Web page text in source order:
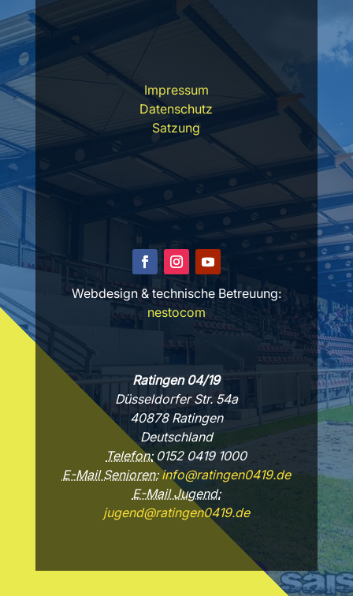
Impressum
Datenschutz
Satzung
Webdesign & technische Betreuung:
nestocom
Ratingen 04/19
Düsseldorfer Str. 54a
40878 Ratingen
Deutschland
Telefon:0152 0419 1000
E-Mail Senioren:info@ratingen0419.de
E-Mail Jugend:
jugend@ratingen0419.de